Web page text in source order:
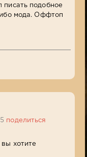
писать подобное
мода. Оффтоп
поделиться
хотите